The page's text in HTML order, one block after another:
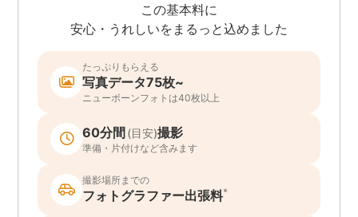
この基本料に
安心・うれしいをまるっと込めました
たっぷりもらえる
写真データ75枚~
ニューボーンフォトは40枚以上
60分間 (目安)撮影
準備・片付けなど含みます
撮影場所までの
フォトグラファー出張料*